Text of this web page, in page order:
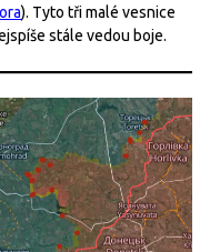
). Tyto tři malé vesnice
stále vedou boje.